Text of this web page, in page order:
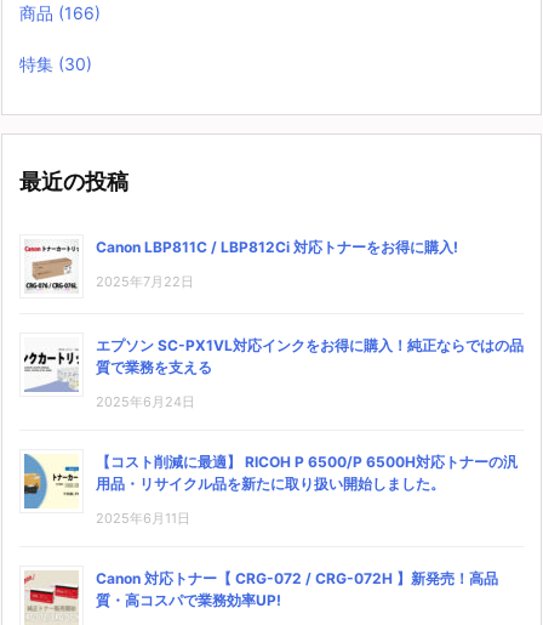
商品 (166)
特集 (30)
最近の投稿
Canon LBP811C / LBP812Ci 対応トナーをお得に購入!
2025年7月22日
エプソン SC-PX1VL対応インクをお得に購入！純正ならではの品
質で業務を支える
2025年6月24日
【コスト削減に最適】 RICOH P 6500/P 6500H対応トナーの汎
用品・リサイクル品を新たに取り扱い開始しました。
2025年6月11日
Canon 対応トナー【 CRG-072 / CRG-072H 】新発売！高品
質・高コスパで業務効率UP!